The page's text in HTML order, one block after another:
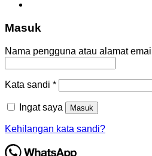
Masuk
Nama pengguna atau alamat email
Kata sandi *Wajib
Ingat saya Masuk
Kehilangan kata sandi?